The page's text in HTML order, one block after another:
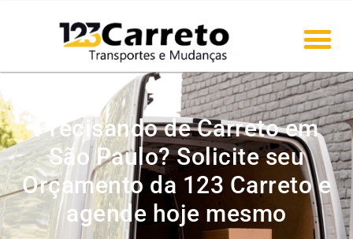
Precisando de Carreto em
São Paulo? Solicite seu
Orçamento da 123 Carreto e
agende hoje mesmo